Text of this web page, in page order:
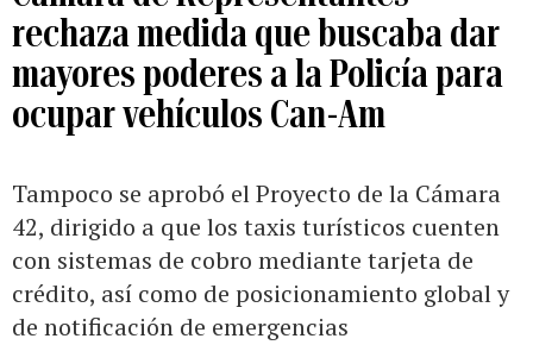
rechaza medida que buscaba dar
mayores poderes a la Policía para
ocupar vehículos Can-Am
Tampoco se aprobó el Proyecto de la Cámara
42, dirigido a que los taxis turísticos cuenten
con sistemas de cobro mediante tarjeta de
crédito, así como de posicionamiento global y
de notificación de emergencias